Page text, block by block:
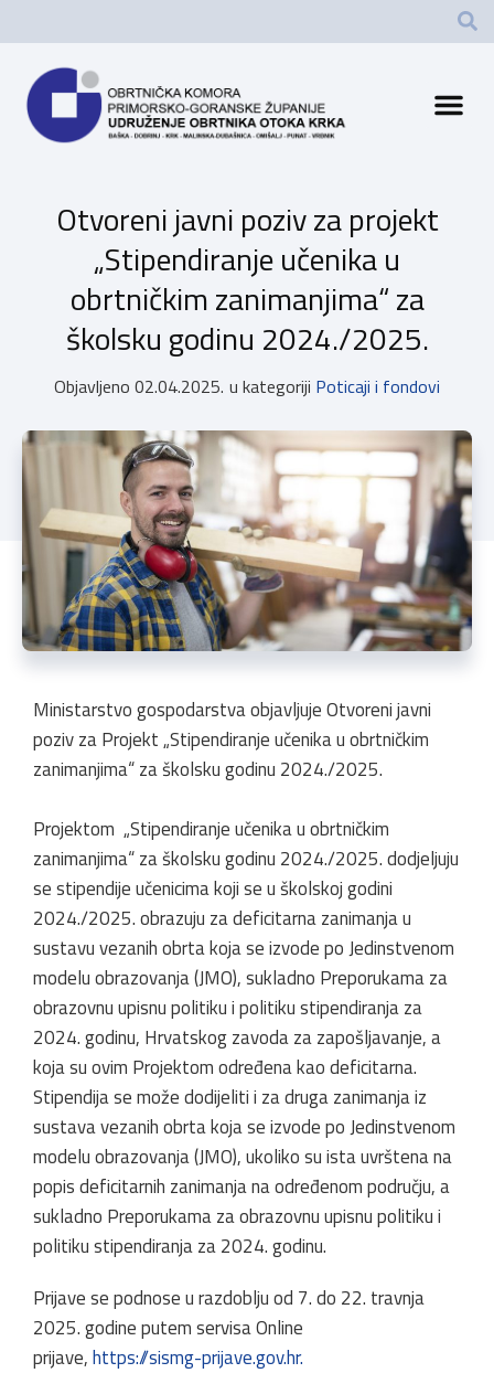
Otvoreni javni poziv za projekt
„Stipendiranje učenika u
obrtničkim zanimanjima“ za
školsku godinu 2024./2025.
Objavljeno 02.04.2025. u kategoriji Poticaji i fondovi
Ministarstvo gospodarstva objavljuje Otvoreni javni
poziv za Projekt „Stipendiranje učenika u obrtničkim
zanimanjima“ za školsku godinu 2024./2025.
Projektom „Stipendiranje učenika u obrtničkim
zanimanjima“ za školsku godinu 2024./2025. dodjeljuju
se stipendije učenicima koji se u školskoj godini
2024./2025. obrazuju za deficitarna zanimanja u
sustavu vezanih obrta koja se izvode po Jedinstvenom
modelu obrazovanja (JMO), sukladno Preporukama za
obrazovnu upisnu politiku i politiku stipendiranja za
2024. godinu, Hrvatskog zavoda za zapošljavanje, a
koja su ovim Projektom određena kao deficitarna.
Stipendija se može dodijeliti i za druga zanimanja iz
sustava vezanih obrta koja se izvode po Jedinstvenom
modelu obrazovanja (JMO), ukoliko su ista uvrštena na
popis deficitarnih zanimanja na određenom području, a
sukladno Preporukama za obrazovnu upisnu politiku i
politiku stipendiranja za 2024. godinu.
Prijave se podnose u razdoblju od 7. do 22. travnja
2025. godine putem servisa Online
prijave,https://sismg-prijave.gov.hr.